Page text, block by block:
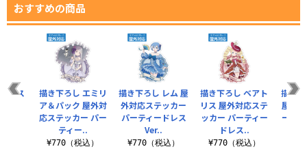
おすすめの商品
描き下ろし レム 屋
外対応ステッカー
パーティードレス
Ver..
¥770（税込）
描き下ろし ベアト
リス 屋外対応ステ
ッカー パーティー
ドレス..
¥770（税込）
描き
屋外
ー パ
ース
描き下ろし エミリ
ア＆パック 屋外対
応ステッカー パー
ティー..
¥770（税込）